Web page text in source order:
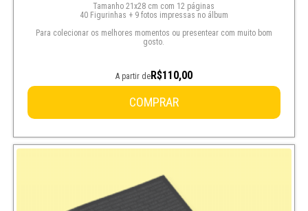
Tamanho 21x28 cm com 12 páginas
40 Figurinhas + 9 fotos impressas no álbum
Para colecionar os melhores momentos ou presentear com muito bom
gosto.
A partir deR$110,00
COMPRAR